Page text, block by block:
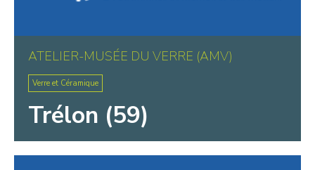
ATELIER-MUSÉE DU VERRE (AMV)
Verre et Céramique
Trélon (59)